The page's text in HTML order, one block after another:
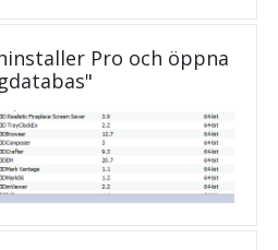
Pro och öppna